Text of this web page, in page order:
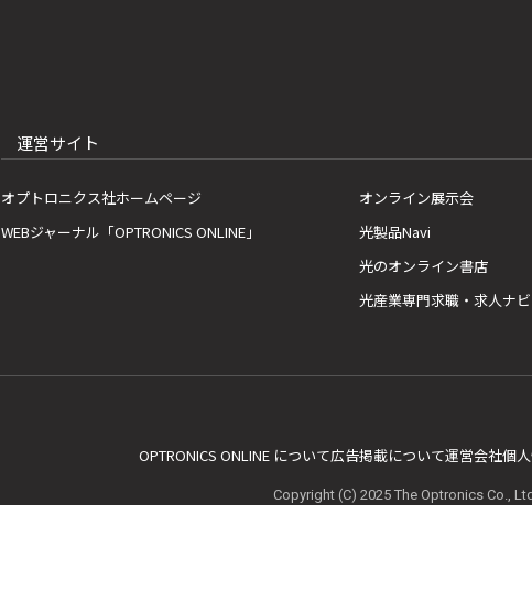
運営サイト
オプトロニクス社ホームページ
WEBジャーナル「OPTRONICS ONLINE」
オンライン展示会
光製品Navi
光のオンライン書店
光産業専門求職・求人ナ
OPTRONICS ONLINE について広告掲載について運営会社個
Copyright (C) 2025 The Optronics Co.,